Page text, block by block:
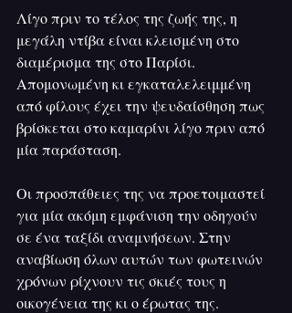
Λίγο πριν το τέλος της ζωής της, η
μεγάλη ντίβα είναι κλεισμένη στο
διαμέρισμα της στο Παρίσι.
Απομονωμένη κι εγκαταλελειμμένη
από φίλους έχει την ψευδαίσθηση πως
βρίσκεται στο καμαρίνι λίγο πριν από
μία παράσταση.
Οι προσπάθειες της να προετοιμαστεί
για μία ακόμη εμφάνιση την οδηγούν
σε ένα ταξίδι αναμνήσεων. Στην
αναβίωση όλων αυτών των φωτεινών
χρόνων ρίχνουν τις σκιές τους η
οικογένεια της κι ο έρωτας της.